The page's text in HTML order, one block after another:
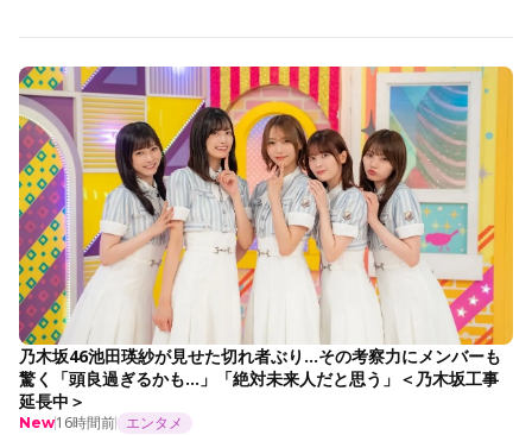
乃木坂46池田瑛紗が見せた切れ者ぶり…その考察力にメンバーも
驚く「頭良過ぎるかも…」「絶対未来人だと思う」＜乃木坂工事
延長中＞
New16時間前 エンタメ